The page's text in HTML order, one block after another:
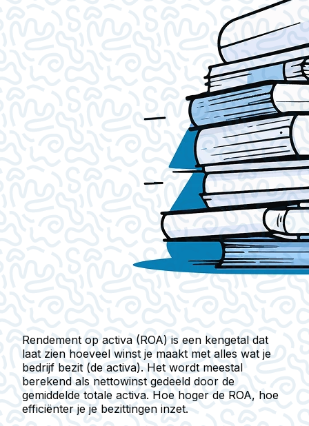
Rendement op activa (ROA) is een kengetal dat
laat zien hoeveel winst je maakt met alles wat je
bedrijf bezit (de activa). Het wordt meestal
berekend als nettowinst gedeeld door de
gemiddelde totale activa. Hoe hoger de ROA, hoe
efficiënter je je bezittingen inzet.